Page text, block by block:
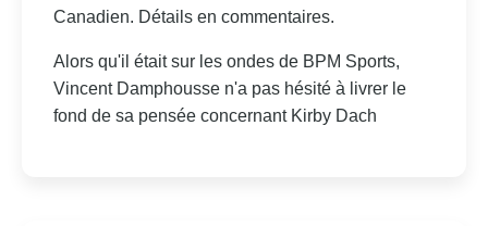
Canadien. Détails en commentaires.
Alors qu'il était sur les ondes de BPM Sports,
Vincent Damphousse n'a pas hésité à livrer le
fond de sa pensée concernant Kirby Dach